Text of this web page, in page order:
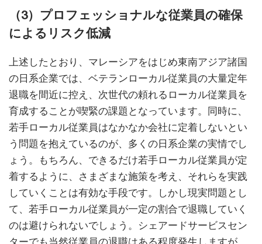
（3）プロフェッショナルな従業員の確保
によるリスク低減
上述したとおり、マレーシアをはじめ東南アジア諸国
の日系企業では、ベテランローカル従業員の大量定年
退職を間近に控え、次世代の頼れるローカル従業員を
育成することが喫緊の課題となっています。同時に、
若手ローカル従業員はなかなか会社に定着しないとい
う問題を抱えているのが、多くの日系企業の実情でし
ょう。もちろん、できるだけ若手ローカル従業員が定
着するように、さまざまな施策を考え、それらを実践
していくことは有効な手段です。しかし現実問題とし
て、若手ローカル従業員が一定の割合で退職していく
のは避けられないでしょう。シェアードサービスセン
ターでも当然従業員の退職はある程度発生しますが、